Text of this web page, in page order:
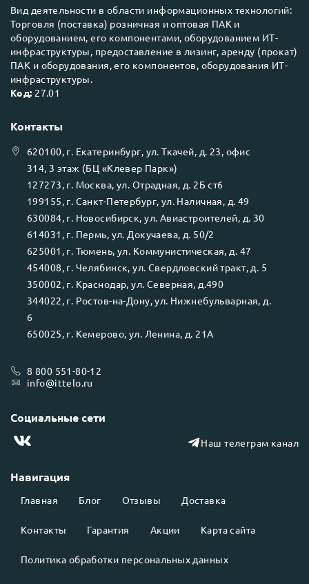
Вид деятельности в области информационных технологий:
Торговля (поставка) розничная и оптовая ПАК и
оборудованием, его компонентами, оборудованием ИТ-
инфраструктуры, предоставление в лизинг, аренду (прокат)
ПАК и оборудования, его компонентов, оборудования ИТ-
инфраструктуры.
Код: 27.01
Навигация
Главная Блог Отзывы Доставка
Контакты Гарантия Акции Карта сайта
Политика обработки персональных данных
Контакты
620100, г. Екатеринбург, ул.Ткачей, д. 23, офис
314, 3 этаж (БЦ «Клевер Парк»)
127273, г. Москва, ул. Отрадная, д. 2Б ст6
199155, г. Санкт-Петербург, ул. Наличная, д. 49
630084, г. Новосибирск, ул. Авиастроителей, д. 30
614031 , г. Пермь, ул. Докучаева, д. 50/2
625001 , г. Тюмень, ул. Коммунистическая, д. 47
454008, г. Челябинск, ул. Свердловский тракт, д. 5
350002, г. Краснодар, ул. Северная, д.490
344022, г. Ростов-на-Дону, ул. Нижнебульварная, д.
6
650025, г. Кемерово, ул. Ленина, д. 21А
8 800 551-80-12
info@ittelo.ru
Социальные сети
Наш телеграм канал